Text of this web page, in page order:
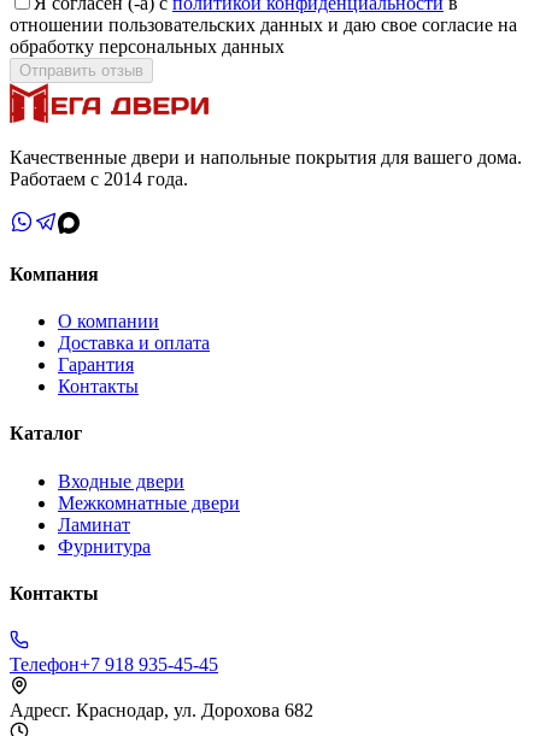
отношении пользовательских данных и даю свое согласие на
обработку персональных данных
Отправить отзыв
Качественные двери и напольные покрытия для вашего дома.
Работаем с 2014 года.
Компания
О компании
Доставка и оплата
Гарантия
Контакты
Каталог
Входные двери
Межкомнатные двери
Ламинат
Фурнитура
Контакты
Телефон+7 918 935-45-45
Адресг. Краснодар, ул. Дорохова 682